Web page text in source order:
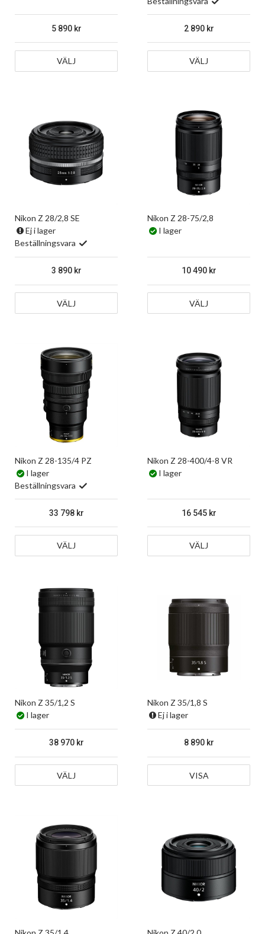
5 890
VÄLJ
2 890
VÄLJ
Nikon Z 28/2,8 SE
Ej i lager
Beställningsvara
3 890
VÄLJ
Nikon Z 28-75/2,8
I lager
10 490
VÄLJ
Nikon Z 28-135/4 PZ
I lager
Beställningsvara
33 798
VÄLJ
Nikon Z 28-400/4-8 VR
I lager
16 545
VÄLJ
Nikon Z 35/1,2 S
I lager
38 970
VÄLJ
Nikon Z 35/1,8 S
Ej i lager
8 890
VISA